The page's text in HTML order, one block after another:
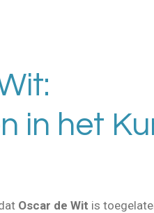
in het
Oscar de Wit is